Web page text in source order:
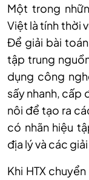
Một trong
Việt là tính thời
Để giải bài
tập trung
dụng công
sấy nhanh, cấp
nôi để tạo ra
có nhãn hiệu
địa lý và các
Khi HTX